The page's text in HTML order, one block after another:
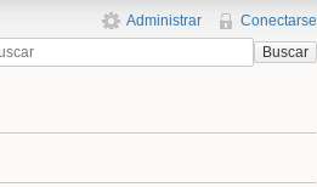
Administrar
Conectarse
Buscar